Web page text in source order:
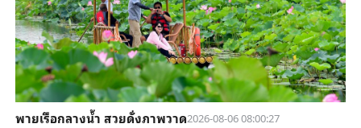
พายเรือกลางน้ำ สวยดั่งภาพวาด2026-08-06 08:00:27